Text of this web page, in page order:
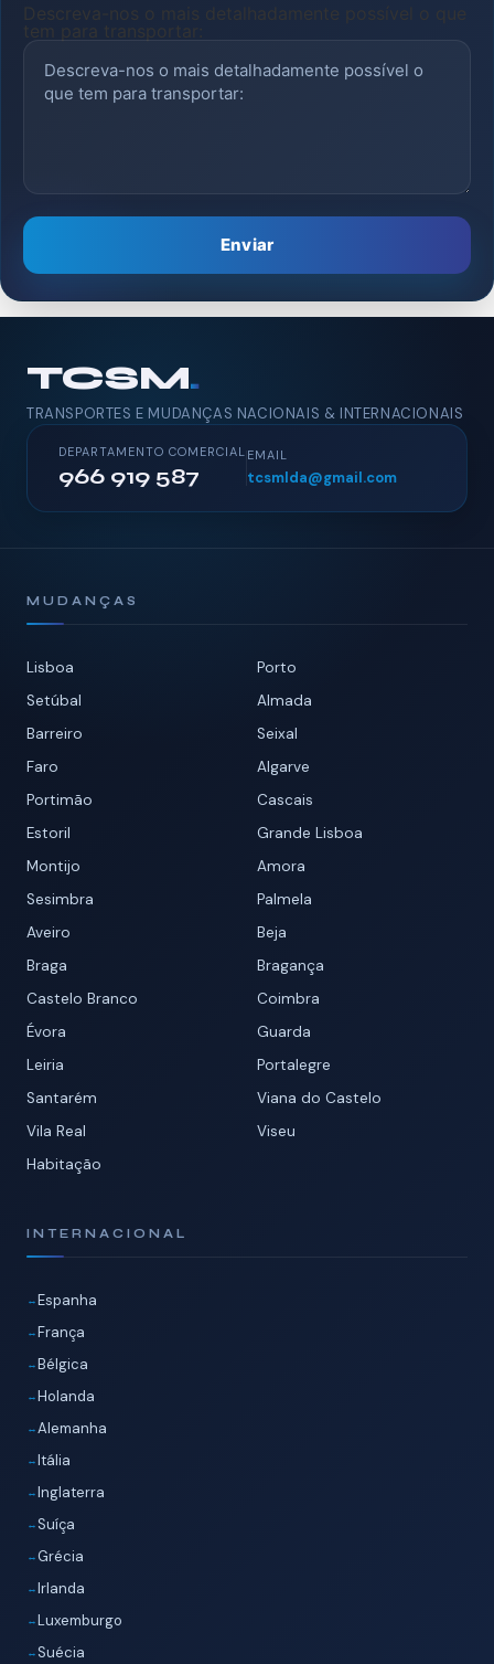
Descreva-nos o mais detalhadamente possível o que
tem para transportar:
Enviar
TCSM.
TRANSPORTES E MUDANÇAS NACIONAIS & INTERNACIONAIS
DEPARTAMENTO COMERCIAL
966 919 587
EMAIL
tcsmlda@gmail.com
MUDANÇAS
Lisboa
Porto
Setúbal
Almada
Barreiro
Seixal
Faro
Algarve
Portimão
Cascais
Estoril
Grande Lisboa
Montijo
Amora
Sesimbra
Palmela
Aveiro
Beja
Braga
Bragança
Castelo Branco
Coimbra
Évora
Guarda
Leiria
Portalegre
Santarém
Viana do Castelo
Vila Real
Viseu
Habitação
INTERNACIONAL
Espanha
França
Bélgica
Holanda
Alemanha
Itália
Inglaterra
Suíça
Grécia
Irlanda
Luxemburgo
Suécia